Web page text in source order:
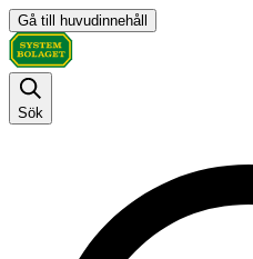
Gå till huvudinnehåll
Sök